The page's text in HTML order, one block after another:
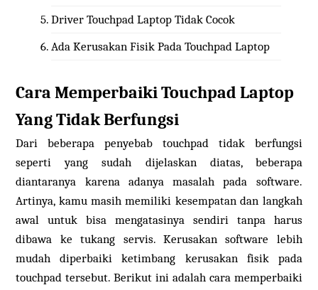
Driver Touchpad Laptop Tidak Cocok
Ada Kerusakan Fisik Pada Touchpad Laptop
Cara Memperbaiki Touchpad Laptop
Yang Tidak Berfungsi
Dari beberapa penyebab touchpad tidak berfungsi
seperti yang sudah dijelaskan diatas, beberapa
diantaranya karena adanya masalah pada software.
Artinya, kamu masih memiliki kesempatan dan langkah
awal untuk bisa mengatasinya sendiri tanpa harus
dibawa ke tukang servis. Kerusakan software lebih
mudah diperbaiki ketimbang kerusakan fisik pada
touchpad tersebut. Berikut ini adalah cara memperbaiki